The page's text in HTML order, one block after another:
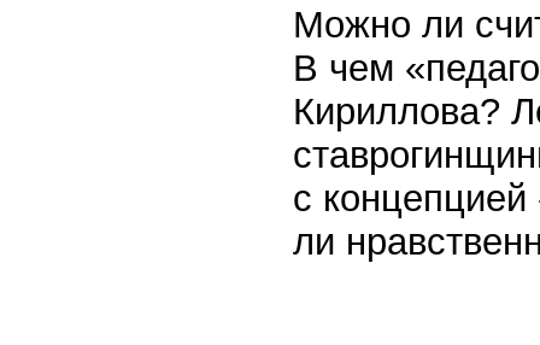
Можно ли
В чем
Кириллова?
с
ли